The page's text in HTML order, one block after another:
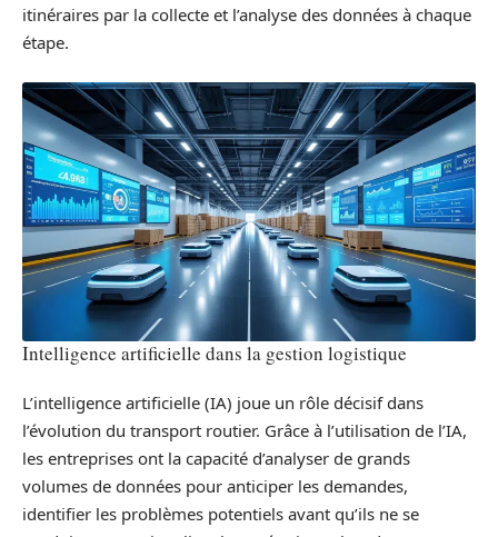
itinéraires par la collecte et l’analyse des données à chaque
étape.
Intelligence artificielle dans la gestion logistique
L’intelligence artificielle (IA) joue un rôle décisif dans
l’évolution du transport routier. Grâce à l’utilisation de l’IA,
les entreprises ont la capacité d’analyser de grands
volumes de données pour anticiper les demandes,
identifier les problèmes potentiels avant qu’ils ne se